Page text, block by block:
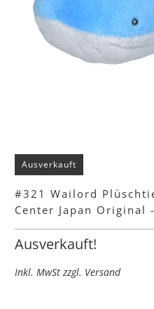
Ausverkauft
#321 Wailord
Center Japan Original
Ausverkauft!
Inkl. MwSt zzgl. Versand